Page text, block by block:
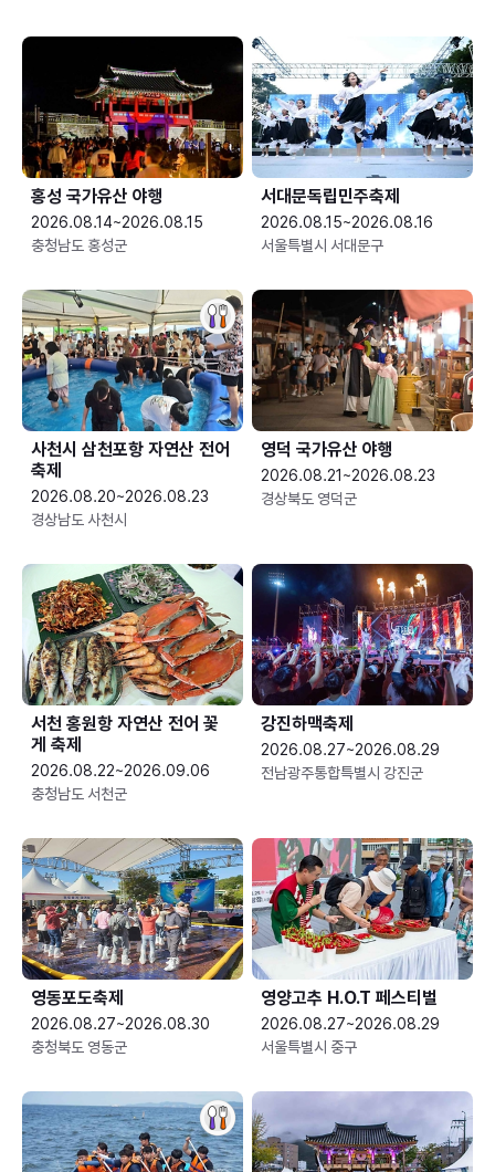
홍성 국가유산 야행
2026.08.14~2026.08.15
충청남도 홍성군
서대문독립민주축제
2026.08.15~2026.08.16
서울특별시 서대문구
사천시 삼천포항 자연산 전어
축제
2026.08.20~2026.08.23
경상남도 사천시
영덕 국가유산 야행
2026.08.21~2026.08.23
경상북도 영덕군
서천 홍원항 자연산 전어 꽃
게 축제
2026.08.22~2026.09.06
충청남도 서천군
강진하맥축제
2026.08.27~2026.08.29
전남광주통합특별시 강진군
영동포도축제
2026.08.27~2026.08.30
충청북도 영동군
영양고추 H.O.T 페스티벌
2026.08.27~2026.08.29
서울특별시 중구